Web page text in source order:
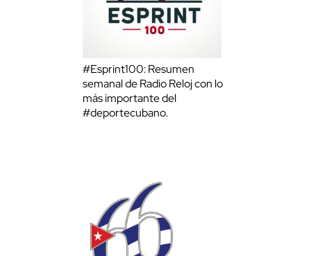
#Esprint100: Resumen
semanal de Radio Reloj con lo
más importante del
#deportecubano.